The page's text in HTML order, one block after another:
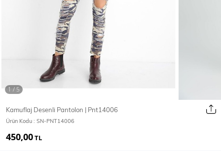
Mont & Kaban
T-Shirt
Kamuflaj Desenli Pantolon | Pnt14006
Ürün Kodu : SN-PNT14006
450,00TL